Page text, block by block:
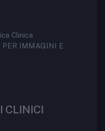
Clinica
PER IMMAGINI E
CLINICI